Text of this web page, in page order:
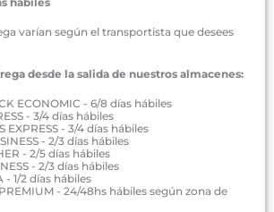
varían según el transportista que desees
desde la salida de nuestros almacenes:
ECONOMIC - 6/8 días hábiles
- 3/4 días hábiles
EXPRESS - 3/4 días hábiles
- 2/3 días hábiles
- 2/5 días hábiles
- 2/3 días hábiles
- 1/2 días hábiles
- 24/48hs hábiles según zona de